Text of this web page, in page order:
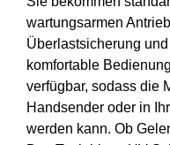
wartungsarmen
Überlastsicherung
komfortable
verfügbar, sodass die
Handsender oder in
werden kann. Ob